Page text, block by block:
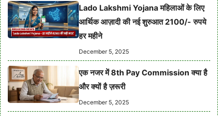
Lado Lakshmi Yojana महिलाओं के लिए
आर्थिक आज़ादी की नई शुरुआत 2100/- रुपये
हर महीने
December 5, 2025
एक नजर में 8th Pay Commission क्या है
और क्यों है ज़रूरी
December 5, 2025